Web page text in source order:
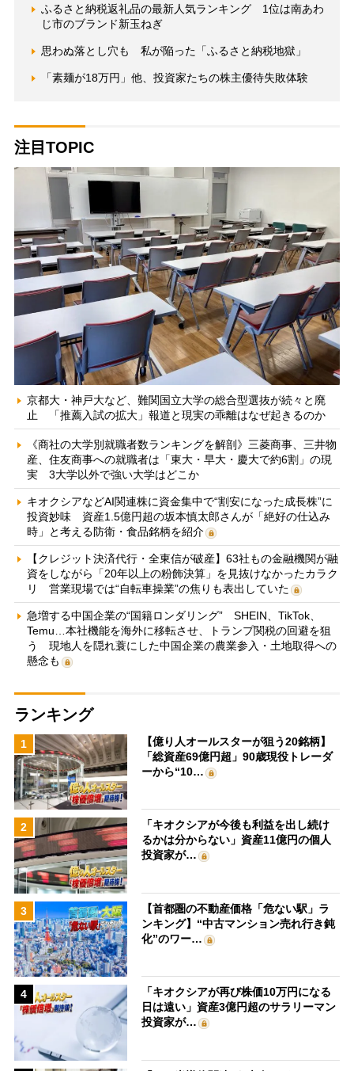
ふるさと納税返礼品の最新人気ランキング 1位は南あわ
じ市のブランド新玉ねぎ
思わぬ落とし穴も 私が陥った「ふるさと納税地獄」
「素麺が18万円」他、投資家たちの株主優待失敗体験
注目TOPIC
京都大・神戸大など、難関国立大学の総合型選抜が続々と廃
止 「推薦入試の拡大」報道と現実の乖離はなぜ起きるのか
《商社の大学別就職者数ランキングを解剖》三菱商事、三井物
産、住友商事への就職者は「東大・早大・慶大で約6割」の現
実 3大学以外で強い大学はどこか
キオクシアなどAI関連株に資金集中で“割安になった成長株”に
投資妙味 資産1.5億円超の坂本慎太郎さんが「絶好の仕込み
時」と考える防衛・食品銘柄を紹介
【クレジット決済代行・全東信が破産】63社もの金融機関が融
資をしながら「20年以上の粉飾決算」を見抜けなかったカラク
リ 営業現場では“自転車操業”の焦りも表出していた
急増する中国企業の“国籍ロンダリング” SHEIN、TikTok、
Temu…本社機能を海外に移転させ、トランプ関税の回避を狙
う 現地人を隠れ蓑にした中国企業の農業参入・土地取得への
懸念も
ランキング
1
【億り人オールスターが狙う20銘柄】
「総資産69億円超」90歳現役トレーダ
ーから“10…
2
「キオクシアが今後も利益を出し続け
るかは分からない」資産11億円の個人
投資家が…
3
【首都圏の不動産価格「危ない駅」ラ
ンキング】“中古マンション売れ行き鈍
化”のワー…
4
「キオクシアが再び株価10万円になる
日は遠い」資産3億円超のサラリーマン
投資家が…